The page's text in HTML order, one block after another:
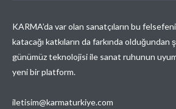
KARMA’da var olan sanatçıların bu
katacağı katkıların da farkında
günümüz teknolojisi ile sanat ruhunun
yeni bir platform.
iletisim@karmaturkiye.com